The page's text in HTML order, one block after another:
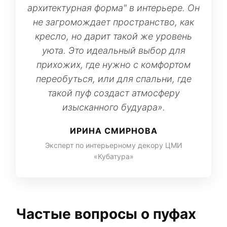
архитектурная форма" в интерьере. Он
не загромождает пространство, как
кресло, но дарит такой же уровень
уюта. Это идеальный выбор для
прихожих, где нужно с комфортом
переобуться, или для спальни, где
такой пуф создаст атмосферу
изысканного будуара».
ИРИНА СМИРНОВА
Эксперт по интерьерному декору ЦМИ
«Кубатура»
Частые вопросы о пуфах